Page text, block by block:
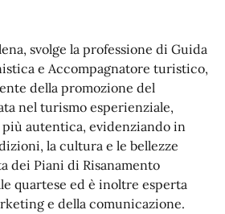
svolge la professione di Guida
e Accompagnatore turistico,
della promozione del
nel turismo esperienziale,
più autentica, evidenziando in
la cultura e le bellezze
dei Piani di Risanamento
quartese ed è inoltre esperta
e della comunicazione.